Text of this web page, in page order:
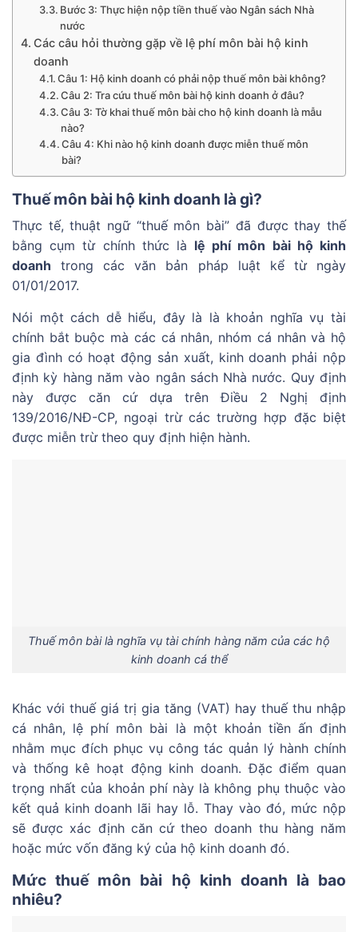
Bước 3: Thực hiện nộp tiền thuế vào Ngân sách Nhà
nước
Các câu hỏi thường gặp về lệ phí môn bài hộ kinh
doanh
Câu 1: Hộ kinh doanh có phải nộp thuế môn bài không?
Câu 2: Tra cứu thuế môn bài hộ kinh doanh ở đâu?
Câu 3: Tờ khai thuế môn bài cho hộ kinh doanh là mẫu
nào?
Câu 4: Khi nào hộ kinh doanh được miễn thuế môn
bài?
Thuế môn bài hộ kinh doanh là gì?
Thực tế, thuật ngữ “thuế môn bài” đã được thay thế
bằng cụm từ chính thức là lệ phí môn bài hộ kinh
doanh trong các văn bản pháp luật kể từ ngày
01/01/2017.
Nói một cách dễ hiểu, đây là là khoản nghĩa vụ tài
chính bắt buộc mà các cá nhân, nhóm cá nhân và hộ
gia đình có hoạt động sản xuất, kinh doanh phải nộp
định kỳ hàng năm vào ngân sách Nhà nước. Quy định
này được căn cứ dựa trên Điều 2 Nghị định
139/2016/NĐ-CP, ngoại trừ các trường hợp đặc biệt
được miễn trừ theo quy định hiện hành.
Thuế môn bài là nghĩa vụ tài chính hàng năm của các hộ
kinh doanh cá thể
Khác với thuế giá trị gia tăng (VAT) hay thuế thu nhập
cá nhân, lệ phí môn bài là một khoản tiền ấn định
nhằm mục đích phục vụ công tác quản lý hành chính
và thống kê hoạt động kinh doanh. Đặc điểm quan
trọng nhất của khoản phí này là không phụ thuộc vào
kết quả kinh doanh lãi hay lỗ. Thay vào đó, mức nộp
sẽ được xác định căn cứ theo doanh thu hàng năm
hoặc mức vốn đăng ký của hộ kinh doanh đó.
Mức thuế môn bài hộ kinh doanh là bao
nhiêu?